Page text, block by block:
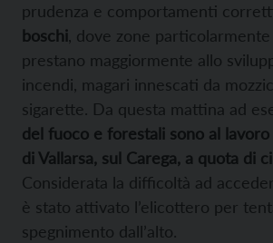
prudenza e comportamenti
boschi , dove zone
prestano maggiormente allo
incendi, magari innescati da
sigarette. Da questa mattina ad
del fuoco e forestali sono al
di Vallarsa, sul Carega, a quota di
Considerata la difficoltà ad
è stato attivato l’elicottero per
spegnimento dall’alto.